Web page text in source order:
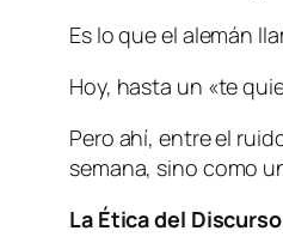
Es lo que el alemán
Hoy, hasta un «te
Pero ahí, entre el
semana, sino como
La Ética del